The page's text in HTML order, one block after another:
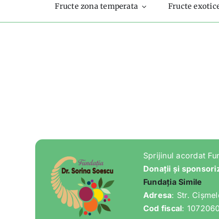
Fructe zona temperata Fructe
Sprijinul acordat
Donații și
Fundația Simile
Adresa: Str.
Cod fiscal: